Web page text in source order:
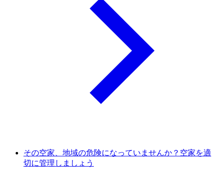
その空家、地域の危険になっていませんか？空家を適
切に管理しましょう